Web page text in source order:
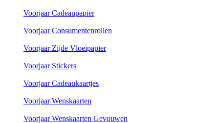
Voorjaar Cadeaupapier
Voorjaar Consumentenrollen
Voorjaar Zijde Vloeipapier
Voorjaar Stickers
Voorjaar Cadeaukaartjes
Voorjaar Wenskaarten
Voorjaar Wenskaarten Gevouwen